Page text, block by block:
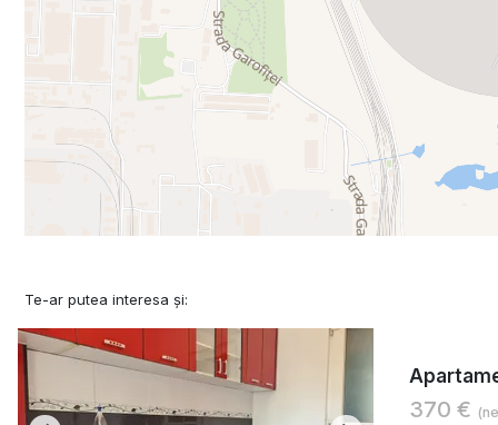
Te-ar putea interesa și:
370 €